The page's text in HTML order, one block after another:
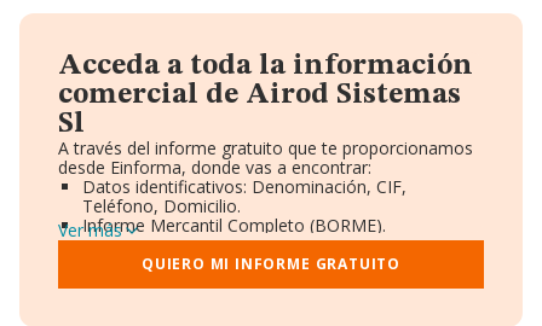
Acceda a toda la información
comercial de Airod Sistemas
Sl
A través del informe gratuito que te proporcionamos
desde Einforma, donde vas a encontrar:
Datos identificativos: Denominación, CIF,
Teléfono, Domicilio.
Informe Mercantil Completo (BORME).
Gráficos de Evolución Ventas y Empleados.
Consejo de Administración y Administradores.
Directivos y Ejecutivos.
Ver más
QUIERO MI INFORME GRATUITO